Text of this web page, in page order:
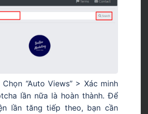
“Auto Views” > Xác minh
lần nữa là hoàn thành. Để
lần tăng tiếp theo, bạn cần